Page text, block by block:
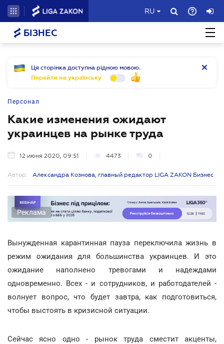
RU
БІЗНЕС
Ця сторінка доступна рідною мовою.
Перейти на українську
Персонал
Какие изменения ожидают
украинцев на рынке труда
12 июня 2020, 09:51 4473 0
Автор: Александра Кознова, главный редактор LIGA ZAKON Бизнес
Реклама
Вынужденная карантинная пауза переключила жизнь в
режим ожидания для большинства украинцев. И это
ожидание наполнено тревогами и надеждами
одновременно. Всех - и сотрудников, и работодателей -
волнует вопрос, что будет завтра, как подготовиться,
чтобы выстоять в кризисной ситуации.
Сейчас ясно одно - рынок труда сместит акценты,